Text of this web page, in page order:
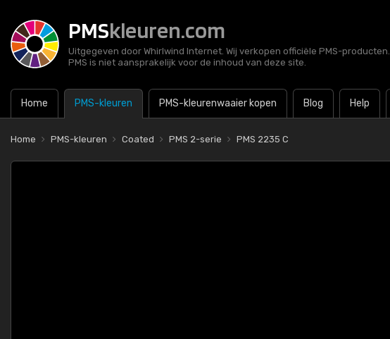
PMSkleuren.com
Uitgegeven door Whirlwind Internet. Wij verkopen officiële PMS-producten.
PMS is niet aansprakelijk voor de inhoud van deze site.
Home PMS-kleuren PMS-kleurenwaaier kopen Blog Help
Home PMS-kleuren Coated PMS 2-serie PMS 2235 C